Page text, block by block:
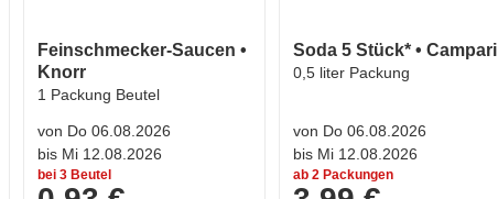
Feinschmecker-Saucen •
Knorr
1 Packung Beutel
von Do 06.08.2026
bis Mi 12.08.2026
bei 3 Beutel
Soda 5 Stück* • Campari
0,5 liter Packung
von Do 06.08.2026
bis Mi 12.08.2026
ab 2 Packungen